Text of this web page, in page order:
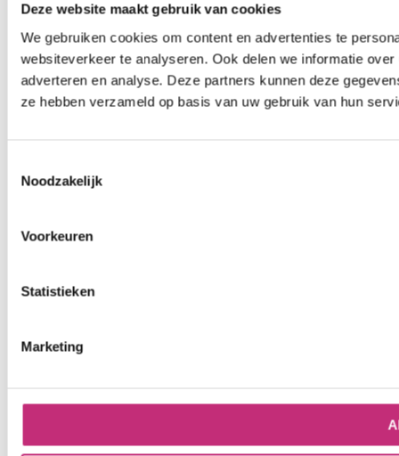
Deze website maakt gebruik van cookies
We gebruiken cookies om content en advertenties te
websiteverkeer te analyseren. Ook delen we informatie
adverteren en analyse. Deze partners kunnen deze
ze hebben verzameld op basis van uw gebruik van hun
Noodzakelijk
Voorkeuren
Statistieken
Marketing